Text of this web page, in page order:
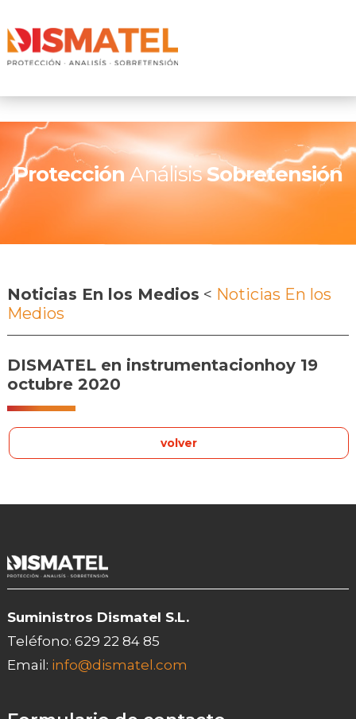
Protección AnálisisSobretensión
Noticias En los Medios < Noticias En los
Medios
DISMATEL en instrumentacionhoy 19
octubre 2020
volver
Suministros Dismatel S.L.
Teléfono: 629 22 84 85
Email: info@dismatel.com